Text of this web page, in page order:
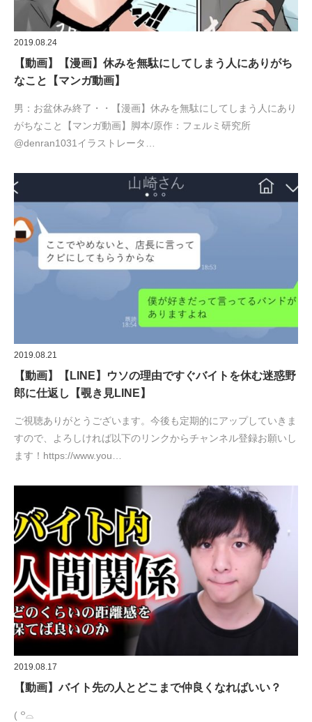
2019.08.24
【動画】【漫画】休みを無駄にしてしまう人にありがち
なこと【マンガ動画】
男：お盆休み終了・・【漫画】休みを無駄にしてしまう人にあり
がちなこと【マンガ動画】脚本/原作：フェルミ研究所
@denran1031イラストレータ…
2019.08.21
【動画】【LINE】ウソの理由ですぐバイトを休む迷惑野
郎に仕返し【覗き見LINE】
ご視聴ありがとうございます。今後も定期的にアップしていきま
すので、よろしければ以下のリンクからチャンネル登録お願いし
ます！https://www.you…
2019.08.17
【動画】バイト先の人とどこまで仲良くなればいい？
( ꒪⌓